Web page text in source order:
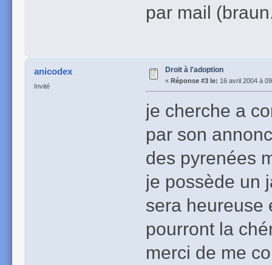
par mail
anicodex
Invité
Droit à l'adoption
« Réponse #3 le: 16 avril 2004 à
je cherche a
par son
des pyrenées
je possède un
sera heureuse
pourront la
merci de me